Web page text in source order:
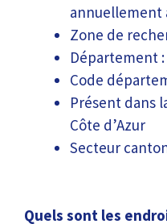
annuellement
Zone de
Département :
Code
Présent dans
Côte d’Azur
Secteur
Quels sont les